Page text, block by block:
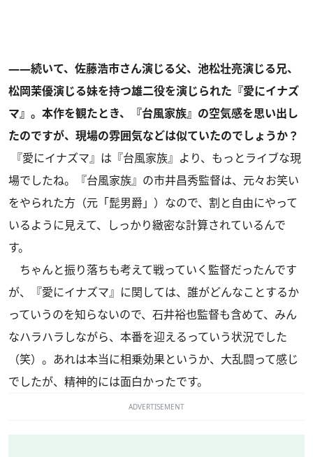
――続いて、佐藤浩市さん演じる父、池松壮亮演じる兄、
松岡茉優演じる妹を持つ雄二役を演じられた『愛にイナズ
マ』。本作を観たとき、『台風家族』の空気感を思い出し
たのですが、現場の雰囲気などは似ていたのでしょうか？
『愛にイナズマ』は『台風家族』より、もっとライブな現
場でしたね。『台風家族』の市井昌秀監督は、元々お笑い
をやられた方（元「髭男爵」）なので、割と自由にやって
いるように見えて、しっかり緻密な計算されているんで
す。
ちゃんと振り落ちも考えて戦っていく監督だったんです
が、『愛にイナズマ』に関しては、誰がどんなことするか
っていうのを知らないので、石井裕也監督も含めて、みん
なハラハラしながら、本番を迎えるっていう状況でした
（笑）。あれは本当に相乗効果というか、大乱闘って感じ
でしたが、精神的には面白かったです。
ADVERTISEMENT